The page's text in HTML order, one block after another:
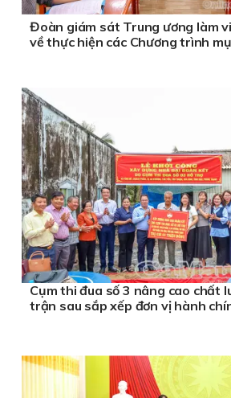
Đoàn giám sát Trung ương làm
về thực hiện các Chương trình
Cụm thi đua số 3 nâng cao chất
trận sau sắp xếp đơn vị hành